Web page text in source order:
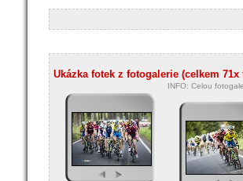
Ukázka fotek z fotogalerie (celkem 71x
INFO: Celou